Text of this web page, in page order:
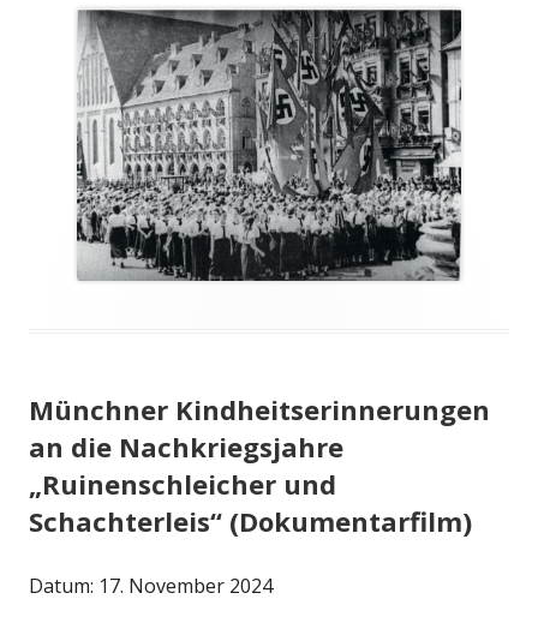
Münchner Kindheitserinnerungen
an die Nachkriegsjahre
„Ruinenschleicher und
Schachterleis“ (Dokumentarfilm)
Datum: 17. November 2024